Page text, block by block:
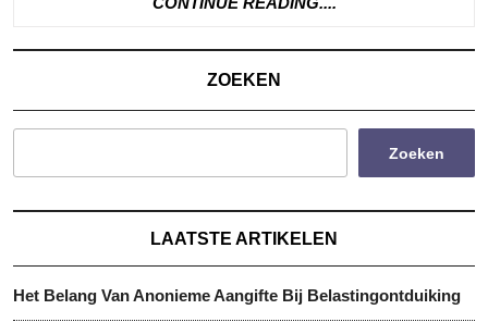
ZOEKEN
Zoeken
LAATSTE ARTIKELEN
Het Belang Van Anonieme Aangifte Bij Belastingontduiking